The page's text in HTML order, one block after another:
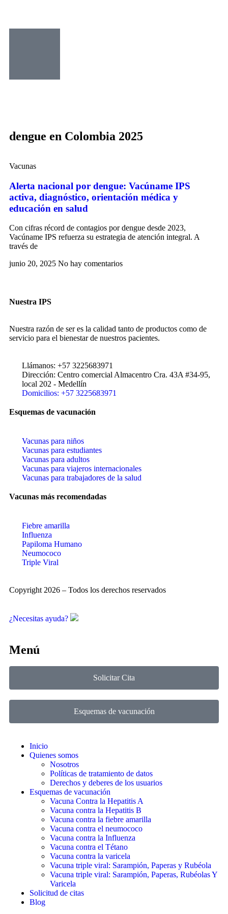
dengue en Colombia 2025
Vacunas
Alerta nacional por dengue: Vacúname IPS
activa, diagnóstico, orientación médica y
educación en salud
Con cifras récord de contagios por dengue desde 2023,
Vacúname IPS refuerza su estrategia de atención integral. A
través de
junio 20, 2025 No hay comentarios
Nuestra IPS
Nuestra razón de ser es la calidad tanto de productos como de
servicio para el bienestar de nuestros pacientes.
Llámanos: +57 3225683971
Dirección: Centro comercial Almacentro Cra. 43A #34-95,
local 202 - Medellín
Domicilios: +57 3225683971
Esquemas de vacunación
Vacunas para niños
Vacunas para estudiantes
Vacunas para adultos
Vacunas para viajeros internacionales
Vacunas para trabajadores de la salud
Vacunas más recomendadas
Fiebre amarilla
Influenza
Papiloma Humano
Neumococo
Triple Viral
Copyright 2026 – Todos los derechos reservados
¿Necesitas ayuda?
Menú
Solicitar Cita
Esquemas de vacunación
Inicio
Quienes somos
Nosotros
Políticas de tratamiento de datos
Derechos y deberes de los usuarios
Esquemas de vacunación
Vacuna Contra la Hepatitis A
Vacuna contra la Hepatitis B
Vacuna contra la fiebre amarilla
Vacuna contra el neumococo
Vacuna contra la Influenza
Vacuna contra el Tétano
Vacuna contra la varicela
Vacuna triple viral: Sarampión, Paperas y Rubéola
Vacuna triple viral: Sarampión, Paperas, Rubéolas Y
Varicela
Solicitud de citas
Blog